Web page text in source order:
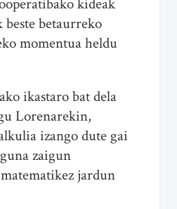
kideak
beste betaurreko
momentua heldu
ikastaro bat dela
Lorenarekin,
izango dute gai
zaigun
jardun